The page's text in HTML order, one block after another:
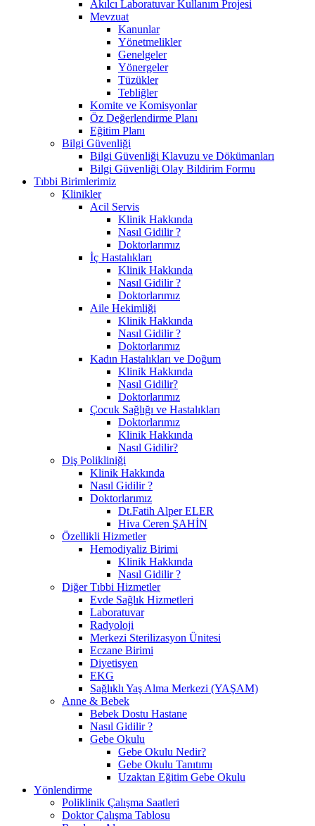
Akılcı Laboratuvar Kullanım Projesi
Mevzuat
Kanunlar
Yönetmelikler
Genelgeler
Yönergeler
Tüzükler
Tebliğler
Komite ve Komisyonlar
Öz Değerlendirme Planı
Eğitim Planı
Bilgi Güvenliği
Bilgi Güvenliği Klavuzu ve Dökümanları
Bilgi Güvenliği Olay Bildirim Formu
Tıbbi Birimlerimiz
Klinikler
Acil Servis
Klinik Hakkında
Nasıl Gidilir ?
Doktorlarımız
İç Hastalıkları
Klinik Hakkında
Nasıl Gidilir ?
Doktorlarımız
Aile Hekimliği
Klinik Hakkında
Nasıl Gidilir ?
Doktorlarımız
Kadın Hastalıkları ve Doğum
Klinik Hakkında
Nasıl Gidilir?
Doktorlarımız
Çocuk Sağlığı ve Hastalıkları
Doktorlarımız
Klinik Hakkında
Nasıl Gidilir?
Diş Polikliniği
Klinik Hakkında
Nasıl Gidilir ?
Doktorlarımız
Dt.Fatih Alper ELER
Hiva Ceren ŞAHİN
Özellikli Hizmetler
Hemodiyaliz Birimi
Klinik Hakkında
Nasıl Gidilir ?
Diğer Tıbbi Hizmetler
Evde Sağlık Hizmetleri
Laboratuvar
Radyoloji
Merkezi Sterilizasyon Ünitesi
Eczane Birimi
Diyetisyen
EKG
Sağlıklı Yaş Alma Merkezi (YAŞAM)
Anne & Bebek
Bebek Dostu Hastane
Nasıl Gidilir ?
Gebe Okulu
Gebe Okulu Nedir?
Gebe Okulu Tanıtımı
Uzaktan Eğitim Gebe Okulu
Yönlendirme
Poliklinik Çalışma Saatleri
Doktor Çalışma Tablosu